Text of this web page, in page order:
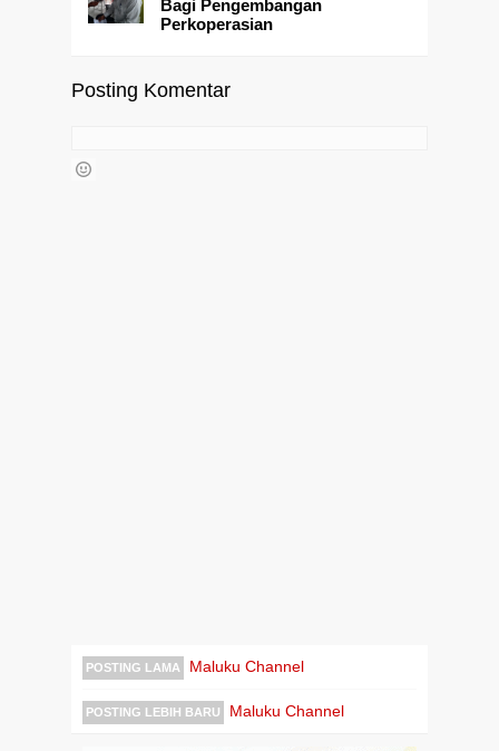
Bagi Pengembangan
Perkoperasian
Posting Komentar
POSTING LAMA Maluku Channel
POSTING LEBIH BARU Maluku Channel